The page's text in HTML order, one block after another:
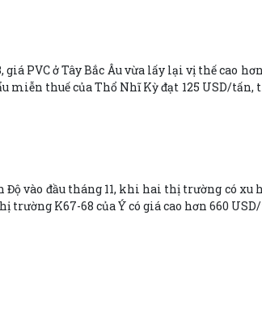
PVC ở Tây Bắc Âu vừa lấy lại vị thế cao
thuế của Thổ Nhĩ Kỳ đạt 125 USD/
Độ vào đầu tháng 11, khi hai thị trường có
K67-68 của Ý có giá cao hơn 660